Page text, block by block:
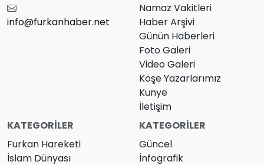
info@furkanhaber.net
Namaz Vakitleri
Haber Arşivi
Günün Haberleri
Foto Galeri
Video Galeri
Köşe Yazarlarımız
Künye
İletişim
KATEGORILER
Furkan Hareketi
İslam Dünyası
KATEGORILER
Güncel
İnfografik